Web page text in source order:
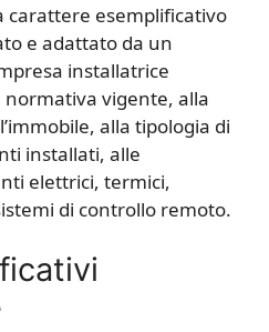
carattere esemplificativo
e adattato da un
installatrice
vigente, alla
alla tipologia di
installati, alle
elettrici, termici,
di controllo remoto.